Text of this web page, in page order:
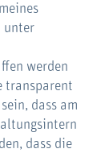
unter
werden
transparent
dass am
dass die